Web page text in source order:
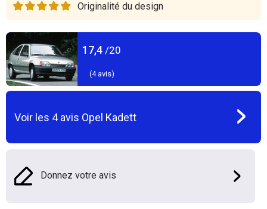
Originalité du design
17,4 /20
(4avis)
Voir les 4avis Opel Kadett
Donnez votre avis